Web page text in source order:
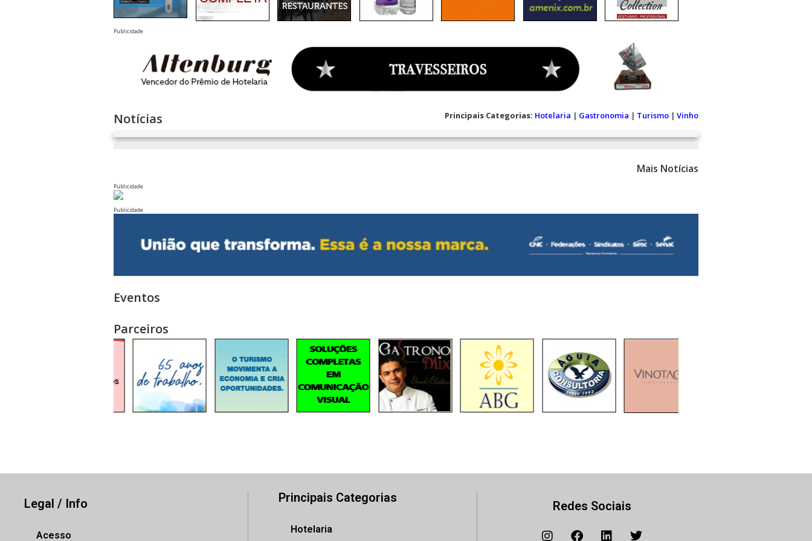
Publicidade
Notícias Principais Categorias: Hotelaria | Gastronomia | Turismo | Vinho
Mais Notícias
Publicidade
Publicidade
Eventos
Parceiros
Legal / Info
Acesso
Principais Categorias
Hotelaria
Redes Sociais